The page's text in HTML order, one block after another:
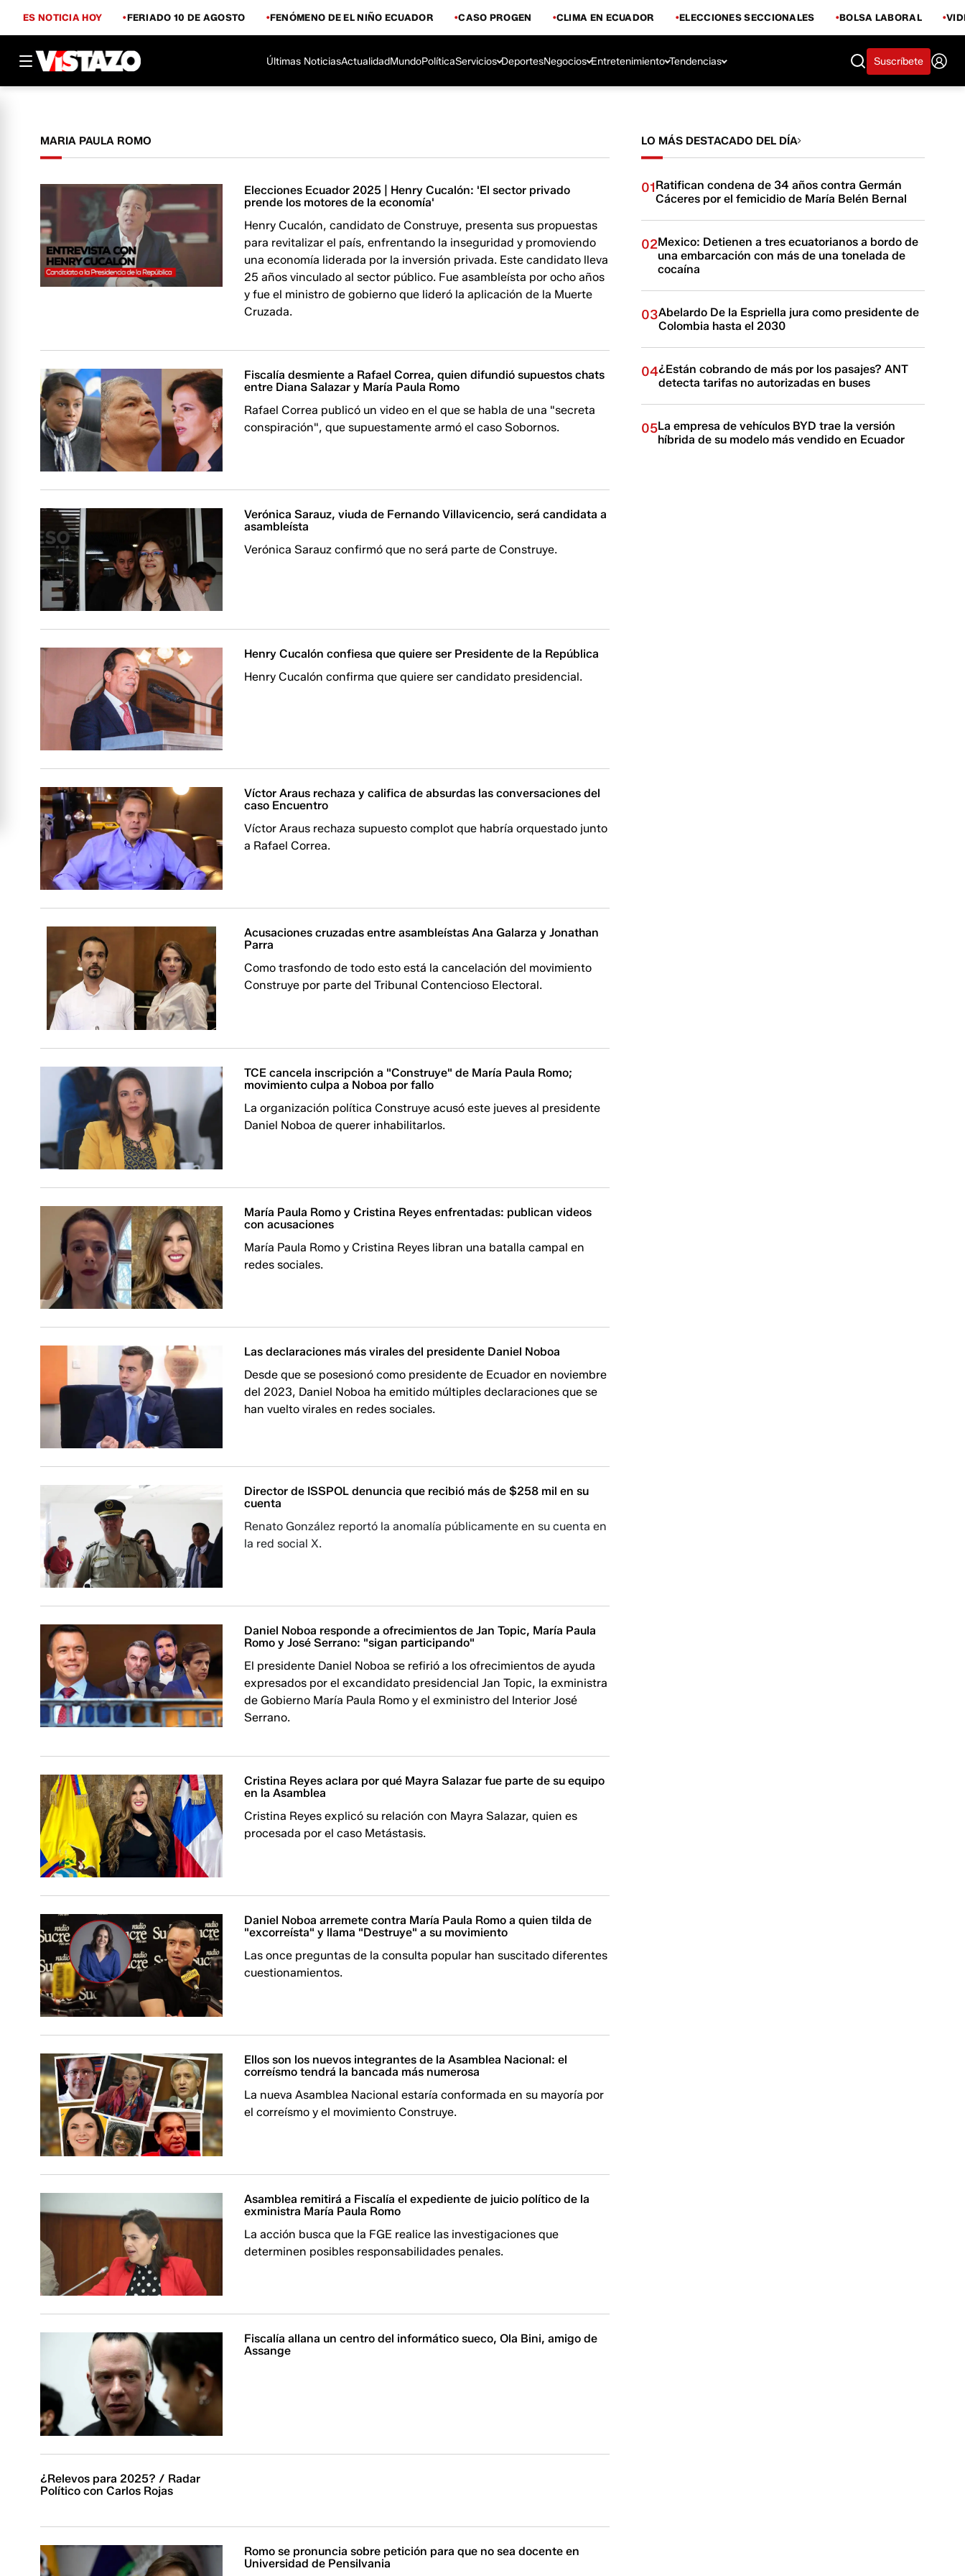
ES NOTICIA HOY FERIADO 10 DE AGOSTO FENÓMENO DE EL NIÑO ECUADOR CASO PROGEN CLIMA EN ECUADOR ELECCIONES SECCIONALES BOLSA LABORAL
Últimas NoticiasActualidadMundoPolíticaServicios DeportesNegocios Entretenimiento Tendencias Suscríbete
MARIA PAULA ROMO
Elecciones Ecuador 2025 | Henry Cucalón: 'El sector privado
prende los motores de la economía'
Henry Cucalón, candidato de Construye, presenta sus propuestas
para revitalizar el país, enfrentando la inseguridad y promoviendo
una economía liderada por la inversión privada. Este candidato lleva
25 años vinculado al sector público. Fue asambleísta por ocho años
y fue el ministro de gobierno que lideró la aplicación de la Muerte
Cruzada.
Fiscalía desmiente a Rafael Correa, quien difundió supuestos chats
entre Diana Salazar y María Paula Romo
Rafael Correa publicó un video en el que se habla de una "secreta
conspiración", que supuestamente armó el caso Sobornos.
Verónica Sarauz, viuda de Fernando Villavicencio, será candidata a
asambleísta
Verónica Sarauz confirmó que no será parte de Construye.
Henry Cucalón confiesa que quiere ser Presidente de la República
Henry Cucalón confirma que quiere ser candidato presidencial.
Víctor Araus rechaza y califica de absurdas las conversaciones del
caso Encuentro
Víctor Araus rechaza supuesto complot que habría orquestado junto
a Rafael Correa.
Acusaciones cruzadas entre asambleístas Ana Galarza y Jonathan
Parra
Como trasfondo de todo esto está la cancelación del movimiento
Construye por parte del Tribunal Contencioso Electoral.
TCE cancela inscripción a "Construye" de María Paula Romo;
movimiento culpa a Noboa por fallo
La organización política Construye acusó este jueves al presidente
Daniel Noboa de querer inhabilitarlos.
María Paula Romo y Cristina Reyes enfrentadas: publican videos
con acusaciones
María Paula Romo y Cristina Reyes libran una batalla campal en
redes sociales.
Las declaraciones más virales del presidente Daniel Noboa
Desde que se posesionó como presidente de Ecuador en noviembre
del 2023, Daniel Noboa ha emitido múltiples declaraciones que se
han vuelto virales en redes sociales.
Director de ISSPOL denuncia que recibió más de $258 mil en su
cuenta
Renato González reportó la anomalía públicamente en su cuenta en
la red social X.
Daniel Noboa responde a ofrecimientos de Jan Topic, María Paula
Romo y José Serrano: "sigan participando"
El presidente Daniel Noboa se refirió a los ofrecimientos de ayuda
expresados por el excandidato presidencial Jan Topic, la exministra
de Gobierno María Paula Romo y el exministro del Interior José
Serrano.
Cristina Reyes aclara por qué Mayra Salazar fue parte de su equipo
en la Asamblea
Cristina Reyes explicó su relación con Mayra Salazar, quien es
procesada por el caso Metástasis.
Daniel Noboa arremete contra María Paula Romo a quien tilda de
"excorreísta" y llama "Destruye" a su movimiento
Las once preguntas de la consulta popular han suscitado diferentes
cuestionamientos.
Ellos son los nuevos integrantes de la Asamblea Nacional: el
correísmo tendrá la bancada más numerosa
La nueva Asamblea Nacional estaría conformada en su mayoría por
el correísmo y el movimiento Construye.
Asamblea remitirá a Fiscalía el expediente de juicio político de la
exministra María Paula Romo
La acción busca que la FGE realice las investigaciones que
determinen posibles responsabilidades penales.
Fiscalía allana un centro del informático sueco, Ola Bini, amigo de
Assange
¿Relevos para 2025? / Radar
Político con Carlos Rojas
Romo se pronuncia sobre petición para que no sea docente en
Universidad de Pensilvania
LO MÁS DESTACADO DEL DÍA
01Ratifican condena de 34 años contra Germán
Cáceres por el femicidio de María Belén Bernal
02Mexico: Detienen a tres ecuatorianos a bordo de
una embarcación con más de una tonelada de
cocaína
03Abelardo De la Espriella jura como presidente de
Colombia hasta el 2030
04¿Están cobrando de más por los pasajes? ANT
detecta tarifas no autorizadas en buses
05La empresa de vehículos BYD trae la versión
híbrida de su modelo más vendido en Ecuador